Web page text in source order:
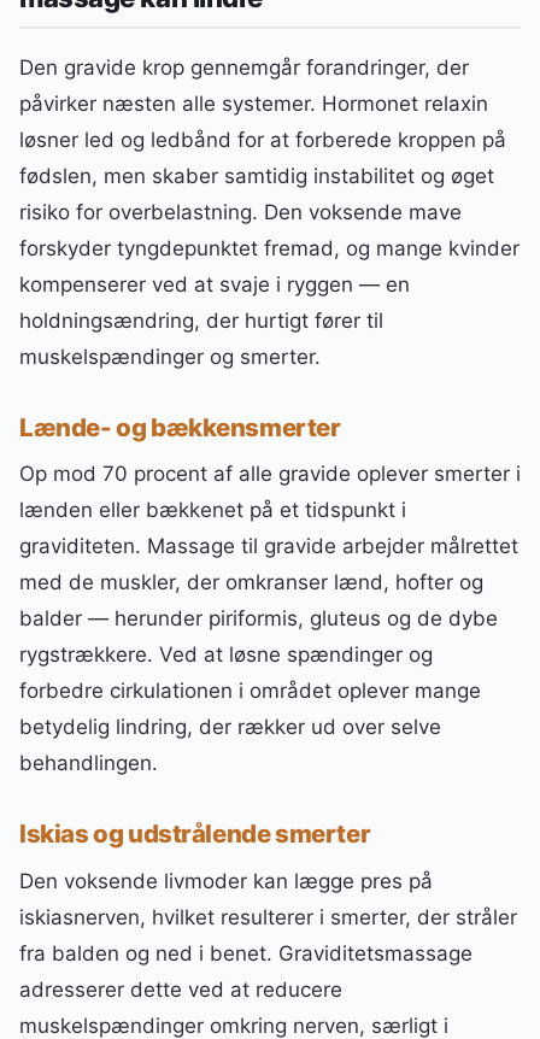
Den gravide krop gennemgår forandringer, der
påvirker næsten alle systemer. Hormonet relaxin
løsner led og ledbånd for at forberede kroppen på
fødslen, men skaber samtidig instabilitet og øget
risiko for overbelastning. Den voksende mave
forskyder tyngdepunktet fremad, og mange kvinder
kompenserer ved at svaje i ryggen — en
holdningsændring, der hurtigt fører til
muskelspændinger og smerter.
Lænde- og bækkensmerter
Op mod 70 procent af alle gravide oplever smerter i
lænden eller bækkenet på et tidspunkt i
graviditeten. Massage til gravide arbejder målrettet
med de muskler, der omkranser lænd, hofter og
balder — herunder piriformis, gluteus og de dybe
rygstrækkere. Ved at løsne spændinger og
forbedre cirkulationen i området oplever mange
betydelig lindring, der rækker ud over selve
behandlingen.
Iskias og udstrålende smerter
Den voksende livmoder kan lægge pres på
iskiasnerven, hvilket resulterer i smerter, der stråler
fra balden og ned i benet. Graviditetsmassage
adresserer dette ved at reducere
muskelspændinger omkring nerven, særligt i